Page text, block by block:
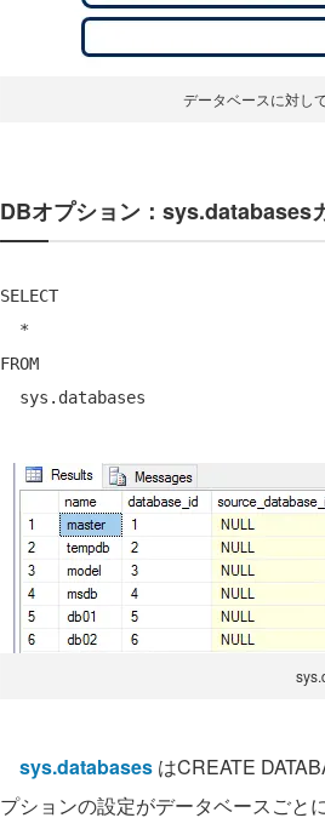
データベースに対し
DBオプション：sys.databases
SELECT
FROM
sys.databases はCREATE
プションの設定がデータベースごと